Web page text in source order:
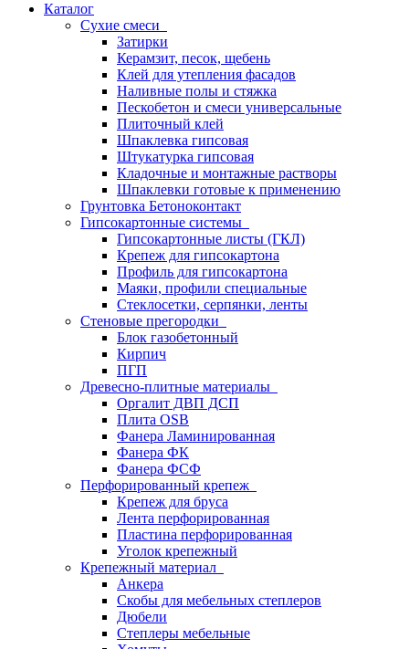
Каталог
Сухие смеси
Затирки
Керамзит, песок, щебень
Клей для утепления фасадов
Наливные полы и стяжка
Пескобетон и смеси универсальные
Плиточный клей
Шпаклевка гипсовая
Штукатурка гипсовая
Кладочные и монтажные растворы
Шпаклевки готовые к применению
Грунтовка Бетоноконтакт
Гипсокартонные системы
Гипсокартонные листы (ГКЛ)
Крепеж для гипсокартона
Профиль для гипсокартона
Маяки, профили специальные
Стеклосетки, серпянки, ленты
Стеновые прегородки
Блок газобетонный
Кирпич
ПГП
Древесно-плитные материалы
Оргалит ДВП ДСП
Плита OSB
Фанера Ламинированная
Фанера ФК
Фанера ФСФ
Перфорированный крепеж
Крепеж для бруса
Лента перфорированная
Пластина перфорированная
Уголок крепежный
Крепежный материал
Анкера
Скобы для мебельных степлеров
Дюбели
Степлеры мебельные